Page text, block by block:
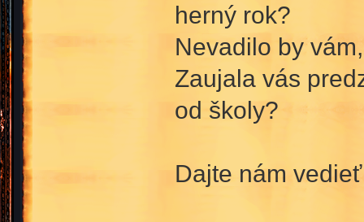
herný rok?
Nevadilo by
Zaujala vás
od školy?
Dajte nám